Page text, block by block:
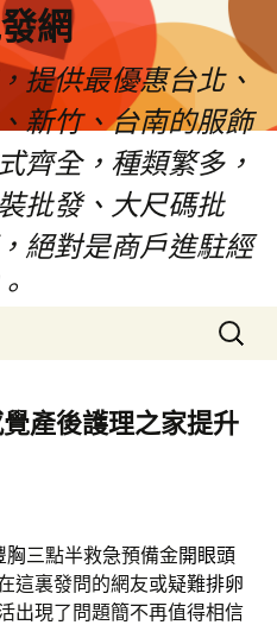
網
提供最優惠台北、
新竹、台南的服飾
齊全，種類繁多，
批發、大尺碼批
絕對是商戶進駐經
搜
尋
鍵
字:
產後護理之家提升
胸三點半救急預備金開眼頭
這裏發問的網友或疑難排卵
出現了問題簡不再值得相信